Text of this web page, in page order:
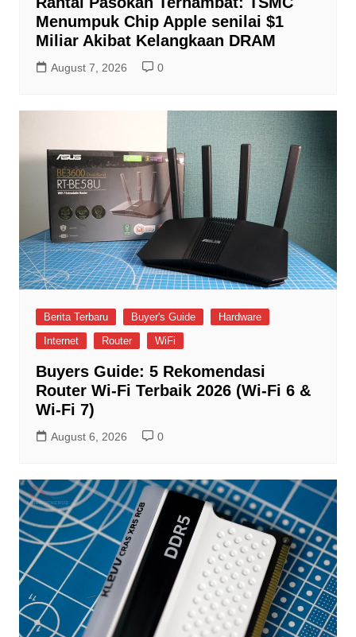
Menumpuk Chip Apple senilai $1
Miliar Akibat Kelangkaan DRAM
August 7, 2026 0
Berita Terbaru Buyer's Guide
Hardware
Internet
Router WiFi
Buyers Guide: 5 Rekomendasi
Router Wi-Fi Terbaik 2026 (Wi-Fi 6 &
Wi-Fi 7)
August 6, 2026 0